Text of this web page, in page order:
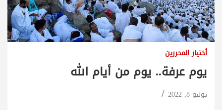
أختيار المحررين
يوم عرفة.. يوم من أيام الله
يوليو 8, 2022